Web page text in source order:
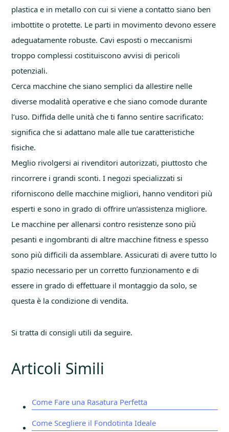
plastica e in metallo con cui si viene a contatto siano ben
imbottite o protette. Le parti in movimento devono essere
adeguatamente robuste. Cavi esposti o meccanismi
troppo complessi costituiscono avvisi di pericoli
potenziali.
Cerca macchine che siano semplici da allestire nelle
diverse modalità operative e che siano comode durante
l’uso. Diffida delle unità che ti fanno sentire sacrificato:
significa che si adattano male alle tue caratteristiche
fisiche.
Meglio rivolgersi ai rivenditori autorizzati, piuttosto che
rincorrere i grandi sconti. I negozi specializzati si
riforniscono delle macchine migliori, hanno venditori più
esperti e sono in grado di offrire un’assistenza migliore.
Le macchine per allenarsi contro resistenze sono più
pesanti e ingombranti di altre macchine fitness e spesso
sono più difficili da assemblare. Assicurati di avere tutto lo
spazio necessario per un corretto funzionamento e di
essere in grado di effettuare il montaggio da solo, se
questa è la condizione di vendita.
Si tratta di consigli utili da seguire.
Articoli Simili
Come Fare una Rasatura Perfetta
Come Scegliere il Fondotinta Ideale